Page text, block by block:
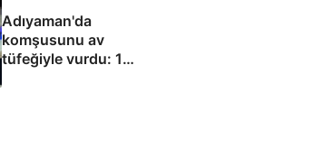
Adıyaman'da
komşusunu av
tüfeğiyle vurdu: 1